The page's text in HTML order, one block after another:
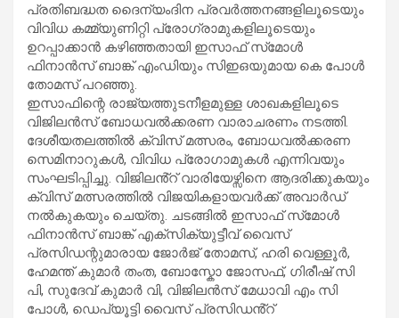
പ്രതിബദ്ധത ദെെന്യംദിന പ്രവർത്തനങ്ങളിലൂടെയും
വിവിധ കമ്മ്യുണിറ്റി പ്രോഗ്രാമുകളിലൂടെയും
ഉറപ്പാക്കാൻ കഴിഞ്ഞതായി ഇസാഫ് സ്‌മോൾ
ഫിനാൻസ് ബാങ്ക് എംഡിയും സിഇഒയുമായ കെ പോൾ
തോമസ് പറഞ്ഞു.
ഇസാഫിന്റെ രാജ്യത്തുടനീളമുള്ള ശാഖകളിലൂടെ
വിജിലൻസ് ബോധവൽക്കരണ വാരാചരണം നടത്തി.
ദേശീയതലത്തിൽ ക്വിസ് മത്സരം, ബോധവൽക്കരണ
സെമിനാറുകൾ, വിവിധ പ്രോഗാമുകൾ എന്നിവയും
സംഘടിപ്പിച്ചു. വിജിലൻ്റ് വാരിയേഴ്സിനെ ആദരിക്കുകയും
ക്വിസ് മത്സരത്തിൽ വിജയികളായവർക്ക് അവാർഡ്
നൽകുകയും ചെയ്തു. ചടങ്ങിൽ ഇസാഫ് സ്‌മോൾ
ഫിനാൻസ് ബാങ്ക് എക്‌സിക്യുട്ടീവ് വൈസ്
പ്രസിഡന്റുമാരായ ജോർജ് തോമസ്, ഹരി വെള്ളൂർ,
ഹേമന്ത് കുമാർ തംത, ബോസ്കോ ജോസഫ്, ഗിരീഷ് സി
പി, സുദേവ് കുമാർ വി, വിജിലൻസ് മേധാവി എം സി
പോൾ, ഡെപ്യൂട്ടി വൈസ് പ്രസിഡൻ്റ്